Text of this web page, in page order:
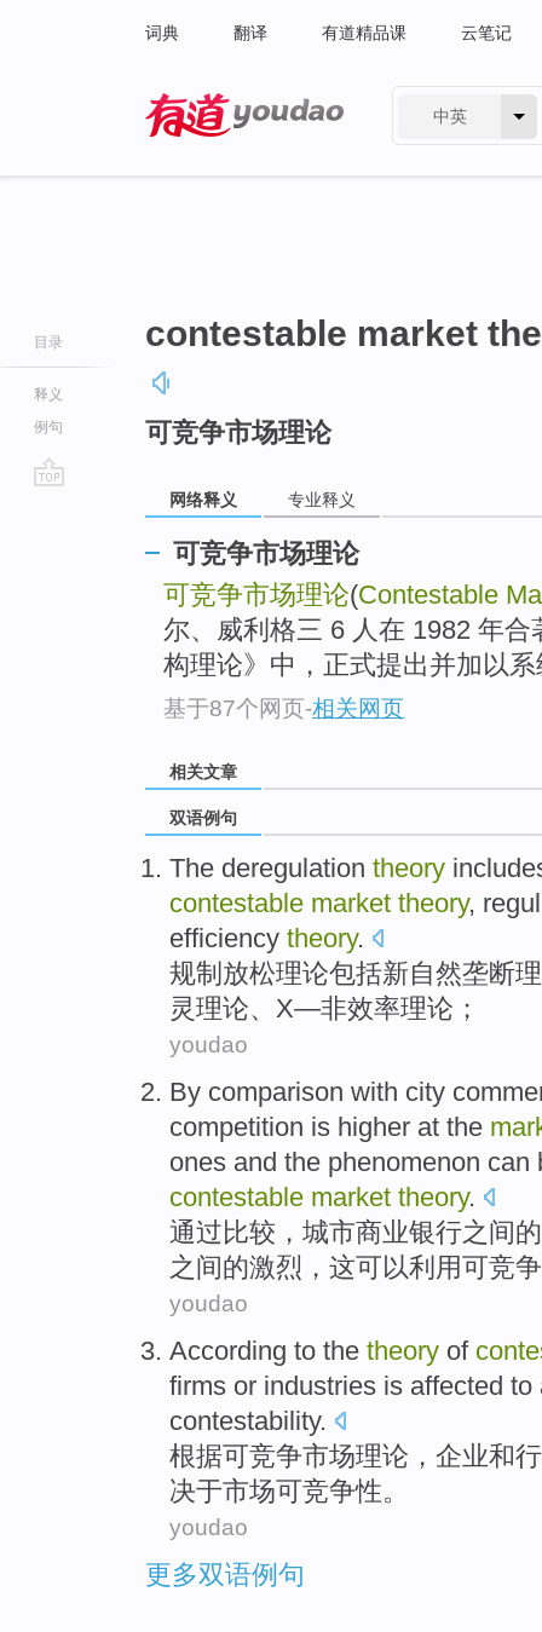
词典 翻译 有道精品课 云笔记
中英
目录
释义
例句
contestable market
可竞争市场理论
网络释义 专业释义
可竞争市场理论
可竞争市场理论(Contestable
尔、威利格三 6 人在 1982 年
构理论》中，正式提出并加以
基于87个网页-相关网页
相关文章
双语例句
The deregulation theory
contestable market theory,
efficiency theory.
规制放松理论包括新自然垄断
灵理论、 X—非效率理论；
youdao
By comparison with city
competition is higher at the
ones and the phenomenon can
contestable market theory.
通过比较 ， 城市商业银行之间的
之间的激烈， 这可以利用可竞争
youdao
According to the theory of
firms or industries is affected to
contestability.
根据可竞争市场理论 ， 企业和
决于市场可竞争性。
youdao
更多双语例句